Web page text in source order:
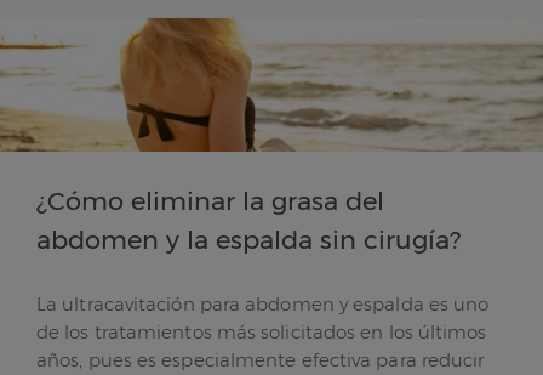
¿Cómo eliminar la grasa del
abdomen y la espalda sin cirugía?
La ultracavitación para abdomen y espalda es uno
de los tratamientos más solicitados en los últimos
años, pues es especialmente efectiva para reducir